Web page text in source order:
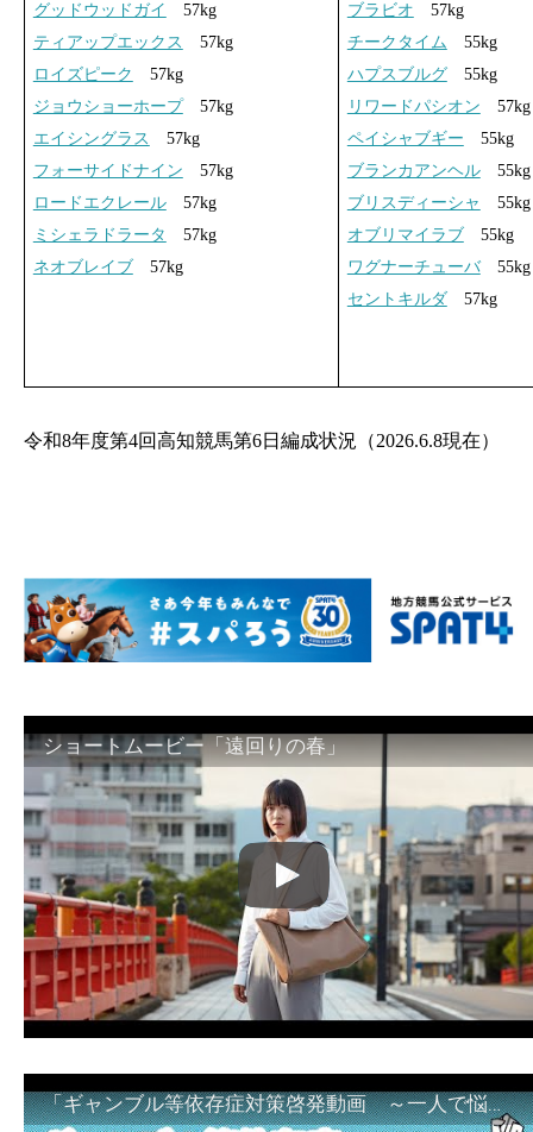
グッドウッドガイ
57kg
ティアップエックス
57kg
ロイズピーク
57kg
ジョウショーホープ57kg
エイシングラス
57kg
フォーサイドナイン 57kg
ロードエクレール57kg
ミシェラドラータ
57kg
ネオブレイブ 57kg
ブラビオ 57kg
チークタイム 55kg
ハプスブルグ55kg
リワードパシオン 57kg
ペイシャブギー 55kg
ブランカアンヘル55kg
ブリスディーシャ
55kg
オブリマイラブ 55kg
ワグナーチューバ55kg
セントキルダ57kg
令和8年度第4回高知競馬第6日編成状況（2026.6.8現在）
ショートムービー「遠回りの春」
「ギャンブル等依存症対策啓発動画 ～一人で悩まず、家族で悩まず、まず！相談機関へ～」